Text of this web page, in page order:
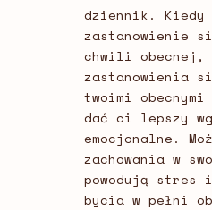
dziennik. Kiedy
zastanowienie
chwili obecnej,
zastanowienia
twoimi
dać ci lepszy
emocjonalne.
zachowania w
powodują stres i
bycia w pełni